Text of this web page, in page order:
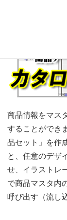
商品情報をマス
することができ
品セット」を作
と、任意のデザ
せ、イラストレ
で商品マスタ内
呼び出す（流し